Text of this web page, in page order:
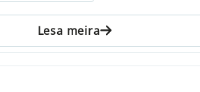
Lesa meira